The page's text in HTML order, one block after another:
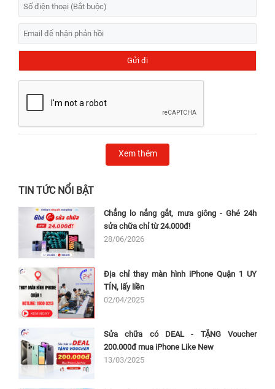
Xem thêm
TIN TỨC NỔI BẬT
Chẳng lo nắng gắt, mưa giông - Ghé 24h
sửa chữa chỉ từ 24.000đ!
28/06/2026
Địa chỉ thay màn hình iPhone Quận 1 UY
TÍN, lấy liền
02/04/2025
Sửa chữa có DEAL - TẶNG Voucher
200.000đ mua iPhone Like New
13/03/2025